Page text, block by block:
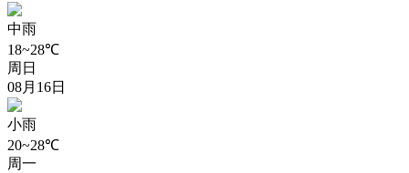
中雨
18~28℃
周日
08月16日
小雨
20~28℃
周一